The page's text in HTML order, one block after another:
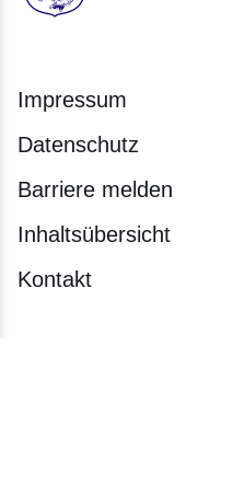
Hessen - Hessische
Impressum
Datenschutz
Barriere melden
Inhaltsübersicht
Kontakt